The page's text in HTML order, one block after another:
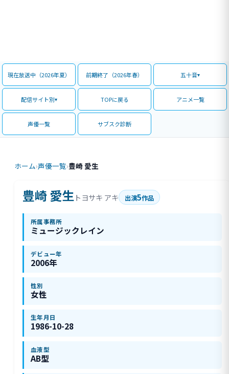
現在放送中（2026年夏） 前期終了（2026年春） 五十音
配信サイト別 TOPに戻る アニメ一覧
声優一覧 サブスク診断
ホーム›声優一覧›豊崎 愛生
豊崎 愛生トヨサキ アキ 出演5作品
所属事務所
ミュージックレイン
デビュー年
2006年
性別
女性
生年月日
1986-10-28
血液型
AB型